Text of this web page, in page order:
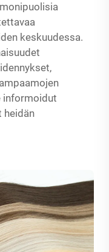
keskuudessa.
informoidut
heidän